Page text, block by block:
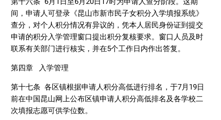
间，申请人可登录《昆山市新市民子女积分入学填报系统》
查分，对个人积分情况有异议的，凭本人居民身份证到提交
申请的积分入学管理窗口提出积分复核要求。窗口人员及时
联系有关部门进行核实，并在5个工作日内作出答复。
第四章 入学管理
第十七条 各区镇根据申请人积分高低进行排名，于7月19日
前在中国昆山网上公布区镇申请人积分高低排名及各学校二
次填报志愿可供学位数。